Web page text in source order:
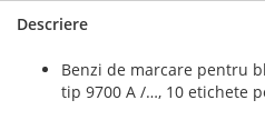
Descriere
Benzi de marcare pentru
tip 9700 A /…, 10 etichete